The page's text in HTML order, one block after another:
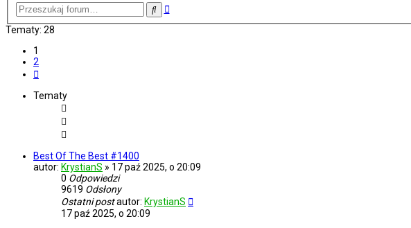
SzukajWyszukiwanie
Tematy: 28
1
2
Tematy
Best Of The Best #1400
autor: KrystianS » 17 paź 2025, o 20:09
0 Odpowiedzi
9619 Odsłony
Ostatni postautor: KrystianS
17 paź 2025, o 20:09